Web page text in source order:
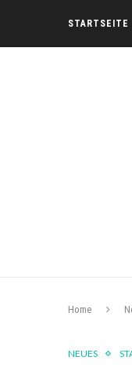
STARTSEITE
Home
NEUES